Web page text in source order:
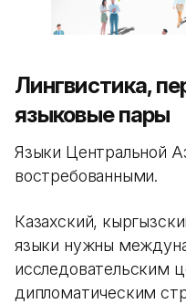
Лингвистика,
языковые пары
Языки Центральной
востребованными.
Казахский,
языки нужны
исследовательским
дипломатическим